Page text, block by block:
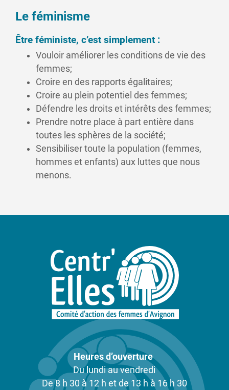
Le féminisme
Être féministe, c’est simplement :
Vouloir améliorer les conditions de vie des
femmes;
Croire en des rapports égalitaires;
Croire au plein potentiel des femmes;
Défendre les droits et intérêts des femmes;
Prendre notre place à part entière dans
toutes les sphères de la société;
Sensibiliser toute la population (femmes,
hommes et enfants) aux luttes que nous
menons.
Heures d’ouverture
Du lundi au vendredi
De 8 h 30 à 12 h et de 13 h à 16 h 30